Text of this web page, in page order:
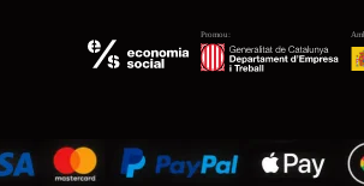
Promou: